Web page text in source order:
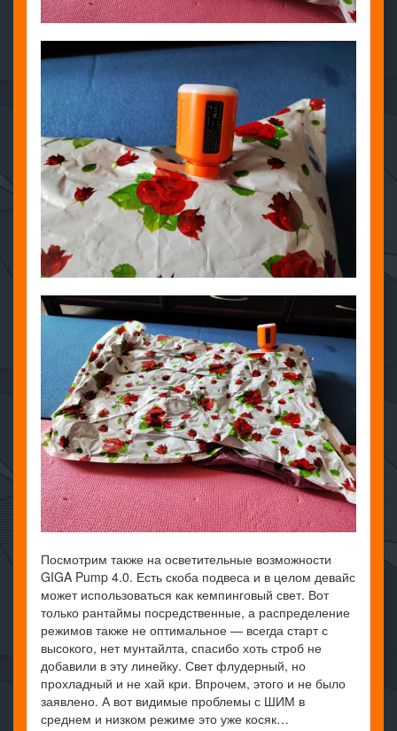
Посмотрим также на осветительные возможности
GIGA Pump 4.0. Есть скоба подвеса и в целом девайс
может использоваться как кемпинговый свет. Вот
только рантаймы посредственные, а распределение
режимов также не оптимальное — всегда старт с
высокого, нет мунтайлта, спасибо хоть строб не
добавили в эту линейку. Свет флудерный, но
прохладный и не хай кри. Впрочем, этого и не было
заявлено. А вот видимые проблемы с ШИМ в
среднем и низком режиме это уже косяк…